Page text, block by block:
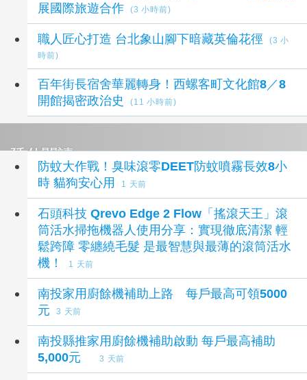
展國際旅遊合作
(3 小時前)
職人匠心打造 台北象山腳下暗藏英倫花徑
(3 小
時前)
百年街長宿舍華麗轉身！西螺客町文化館8／8
開館揭密政治史
(11 小時前)
延伸閱讀
防蚊大作戰！臭味滾零DEET防蚊噴霧長效8小
時 貓狗安心用
1 天前
石頭科技 Qrevo Edge 2 Flow「搖滾天王」滾
筒活水掃拖機器人使用分享：實現徹底清潔 輕
鬆跨障 零纏繞毛髮 是最智慧與最薄的滾筒活水
機！
1 天前
南投家用廚餘機補助上路 每戶最高可領5000
元
3 天前
南投縣推家用廚餘機補助啟動 每戶最高補助
5,000元
3 天前